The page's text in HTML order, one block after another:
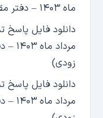
ماه ۱۴۰۳ – دفتر مقررات ملی ساختمان (به زودی)
دانلود فایل
زودی)
دانلود فایل